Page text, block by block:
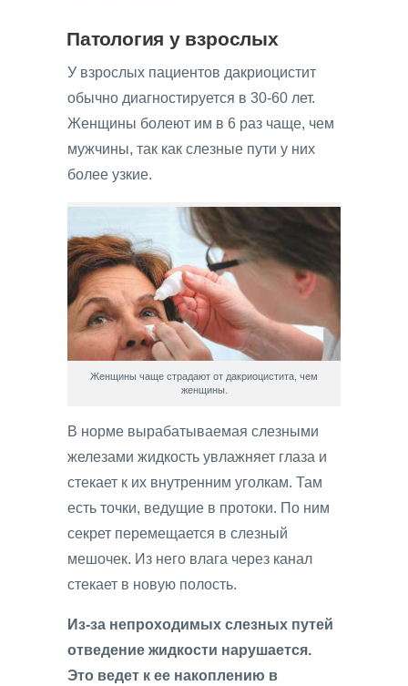
Патология у взрослых
У взрослых пациентов дакриоцистит
обычно диагностируется в 30-60 лет.
Женщины болеют им в 6 раз чаще, чем
мужчины, так как слезные пути у них
более узкие.
Женщины чаще страдают от дакриоцистита, чем
женщины.
В норме вырабатываемая слезными
железами жидкость увлажняет глаза и
стекает к их внутренним уголкам. Там
есть точки, ведущие в протоки. По ним
секрет перемещается в слезный
мешочек. Из него влага через канал
стекает в новую полость.
Из-за непроходимых слезных путей
отведение жидкости нарушается.
Это ведет к ее накоплению в